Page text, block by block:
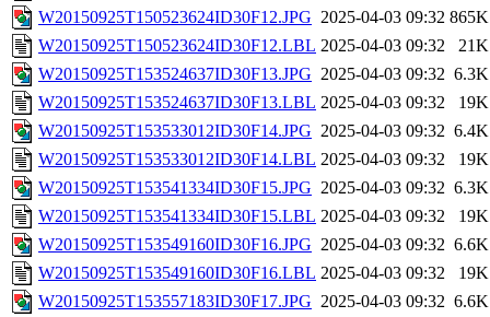
W20150925T150523624ID30F12.JPG 2025-04-03 09:32 865K
W20150925T150523624ID30F12.LBL 2025-04-03 09:32
21K
W20150925T153524637ID30F13.JPG 2025-04-03 09:32 6.3K
W20150925T153524637ID30F13.LBL 2025-04-03 09:32
19K
W20150925T153533012ID30F14.JPG 2025-04-03 09:32 6.4K
W20150925T153533012ID30F14.LBL 2025-04-03 09:32
19K
W20150925T153541334ID30F15.JPG 2025-04-03 09:32 6.3K
W20150925T153541334ID30F15.LBL 2025-04-03 09:32
19K
W20150925T153549160ID30F16.JPG 2025-04-03 09:32 6.6K
W20150925T153549160ID30F16.LBL 2025-04-03 09:32
19K
W20150925T153557183ID30F17.JPG 2025-04-03 09:32 6.6K